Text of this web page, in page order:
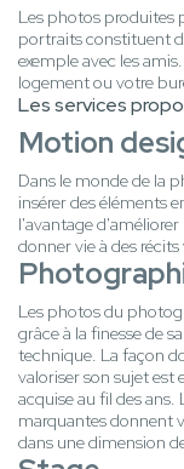
Les photos produites
portraits constituent
exemple avec les
logement ou votre
Les services
Motion
Dans le monde de la
insérer des éléments
l'avantage d'améliorer
donner vie à des récits
Les photos du
grâce à la finesse de
technique. La façon
valoriser son sujet est
acquise au fil des
marquantes donnent
dans une dimension